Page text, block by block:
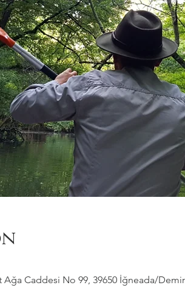
Caddesi No 99, 39650 İğneada/